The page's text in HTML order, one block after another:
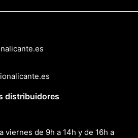
distribuidores
viernes de 9h a 14h y de 16h a